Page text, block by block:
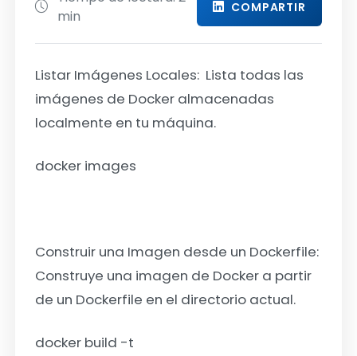
min
COMPARTIR
Listar Imágenes Locales: Lista todas las
imágenes de Docker almacenadas
localmente en tu máquina.
docker images
Construir una Imagen desde un Dockerfile:
Construye una imagen de Docker a partir
de un Dockerfile en el directorio actual.
docker build -t